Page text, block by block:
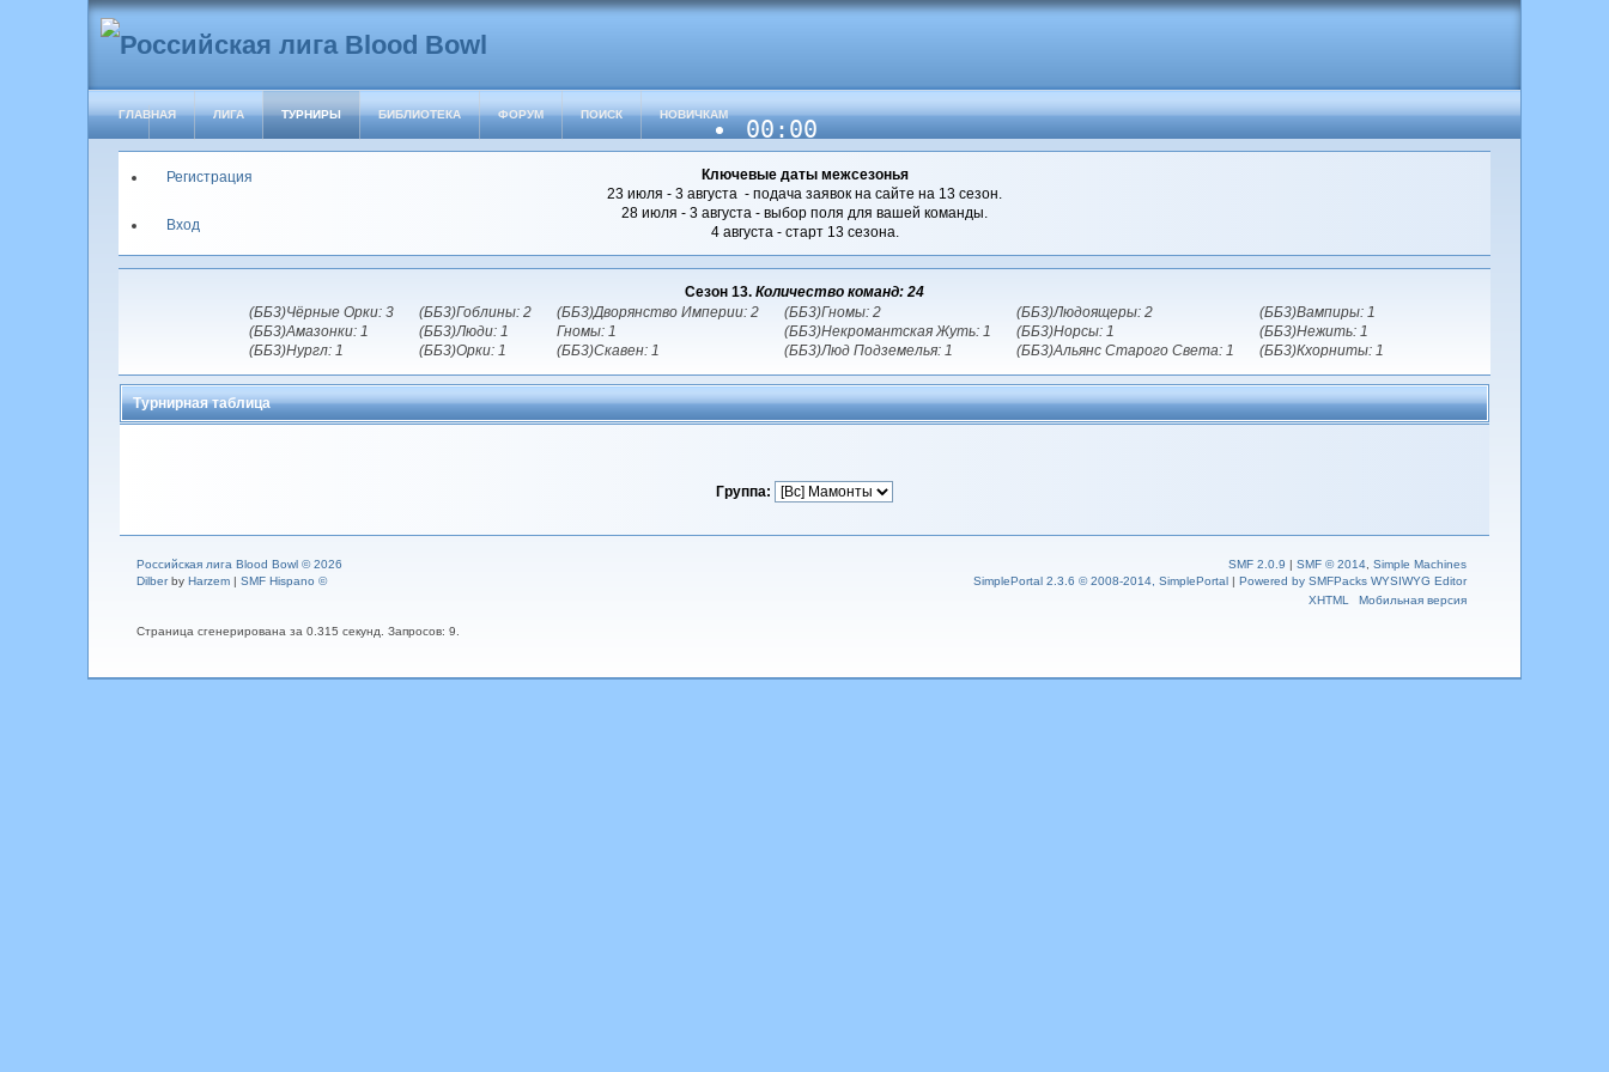
ГЛАВНАЯ ЛИГА ТУРНИРЫ БИБЛИОТЕКА ФОРУМ ПОИСК НОВИЧКАМ
00:00
Регистрация
Вход
Ключевые даты межсезонья
23 июля - 3 августа - подача заявок на сайте на 13 сезон.
28 июля - 3 августа - выбор поля для вашей команды.
4 августа - старт 13 сезона.
Сезон 13. Количество команд: 24
(ББ3)Чёрные Орки: 3
(ББ3)Амазонки: 1
(ББ3)Нургл: 1
(ББ3)Гоблины: 2
(ББ3)Люди: 1
(ББ3)Орки: 1
(ББ3)Дворянство Империи: 2
Гномы: 1
(ББ3)Скавен: 1
(ББ3)Гномы: 2
(ББ3)Некромантская Жуть: 1
(ББ3)Люд Подземелья: 1
(ББ3)Людоящеры: 2
(ББ3)Норсы: 1
(ББ3)Альянс Старого Света: 1
(ББ3)Вампиры: 1
(ББ3)Нежить: 1
(ББ3)Кхорниты: 1
Турнирная таблица
Группа:
SMF 2.0.9 |SMF © 2014 ,Simple Machines
SimplePortal 2.3.6 © 2008-2014, SimplePortal |Powered by SMFPacks WYSIWYG Editor
XHTML
Мобильная версия
Российская лига Blood Bowl © 2026
Dilberby Harzem| SMF Hispano ©
Страница сгенерирована за 0.315 секунд. Запросов: 9.